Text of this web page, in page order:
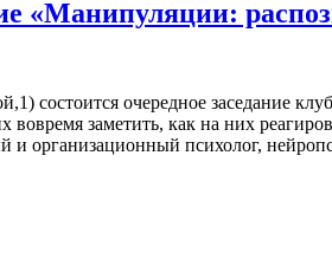
«Манипуляции:
состоится очередное заседание
вовремя заметить, как на них
организационный психолог,